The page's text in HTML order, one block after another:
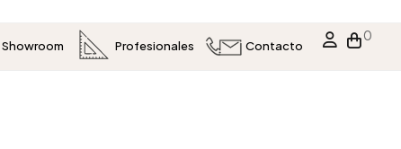
Showroom Profesionales Contacto
0